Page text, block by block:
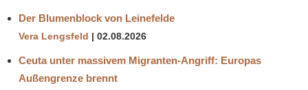
Der Blumenblock von Leinefelde
Vera Lengsfeld 02.08.2026
Ceuta unter massivem Migranten-Angriff: Europas
Außengrenze brennt